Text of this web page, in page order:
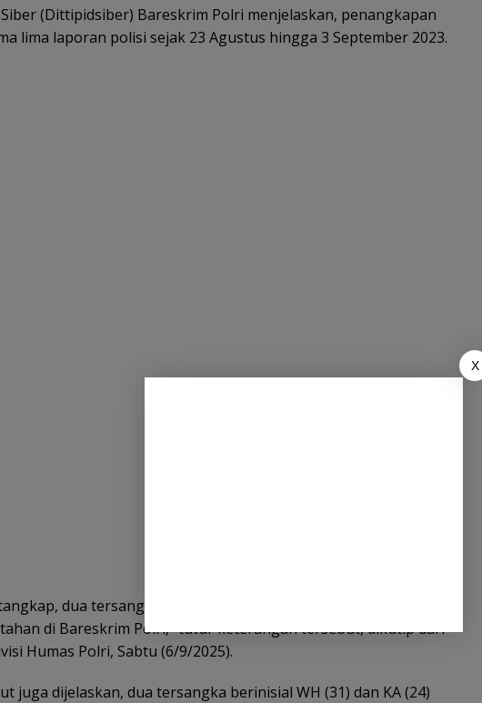
(Dittipidsiber) Bareskrim Polri menjelaskan, penangkapan
lima laporan polisi sejak 23 Agustus hingga 3 September 2023.
dua tersangka ditahan oleh Ditreskrimsus Polda Metro
di Bareskrim Polri,” tutur keterangan tersebut, dikutip dari
Humas Polri, Sabtu (6/9/2025).
juga dijelaskan, dua tersangka berinisial WH (31) dan KA (24)
X